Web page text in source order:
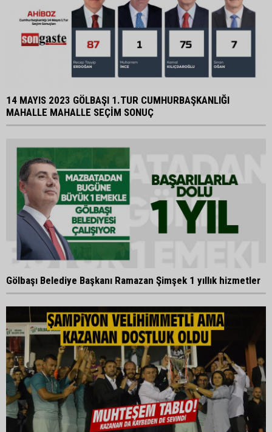
14 MAYIS 2023 GÖLBAŞI 1.TUR CUMHURBAŞKANLIĞI
MAHALLE MAHALLE SEÇİM SONUÇ
Gölbaşı Belediye Başkanı Ramazan Şimşek 1 yıllık hizmetler